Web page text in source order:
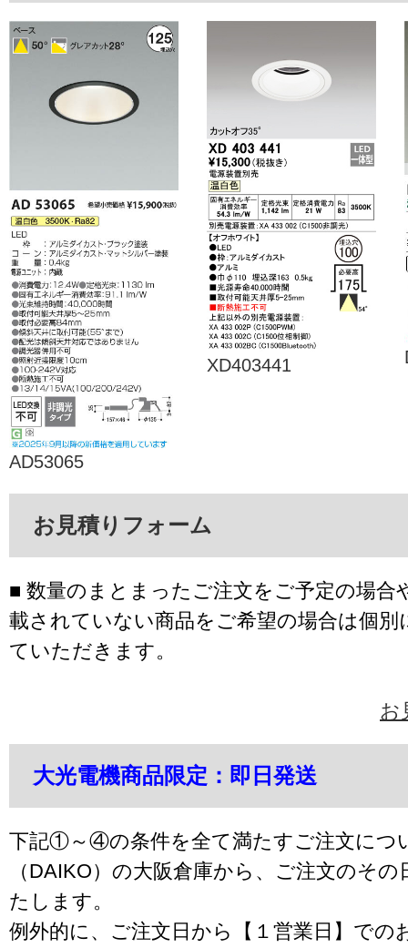
AD53065
XD403441
お見積りフォーム
■ 数量のまとまったご注文をご予定の場合
載されていない商品をご希望の場合は個別
ていただきます。
お
大光電機商品限定：即日発送
下記①～④の条件を全て満たすご注文につ
（DAIKO）の大阪倉庫から、ご注文のそ
たします。
例外的に、ご注文日から【１営業日】での